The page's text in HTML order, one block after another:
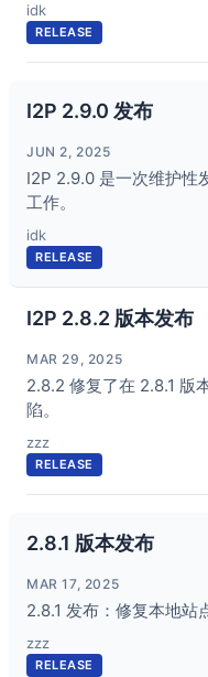
idk
RELEASE
I2P 2.9.0 发布
JUN 2, 2025
I2P 2.9.0 是一次维护性
工作。
idk
RELEASE
I2P 2.8.2 版本发布
MAR 29, 2025
2.8.2 修复了在 2.8.1 版
陷。
zzz
RELEASE
2.8.1 版本发布
MAR 17, 2025
2.8.1 发布：修复本地站
zzz
RELEASE